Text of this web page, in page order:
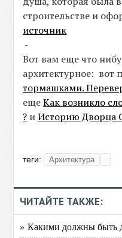
строительстве и
источник
-
Вот вам еще что
архитектурное: вот
тормашками.
ещеКак возникло
? иИсторию Дворца
теги: Архитектура
ЧИТАЙТЕ ТАКЖЕ:
» Какими должны быть